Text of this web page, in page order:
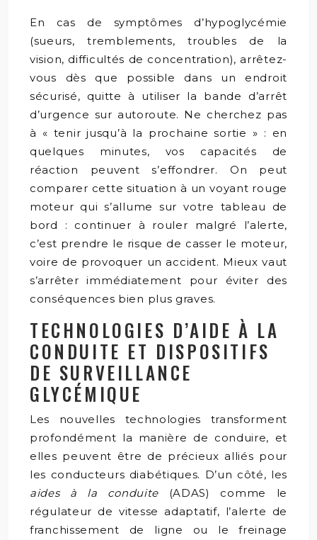
En cas de symptômes d’hypoglycémie
(sueurs, tremblements, troubles de la
vision, difficultés de concentration), arrêtez-
vous dès que possible dans un endroit
sécurisé, quitte à utiliser la bande d’arrêt
d’urgence sur autoroute. Ne cherchez pas
à « tenir jusqu’à la prochaine sortie » : en
quelques minutes, vos capacités de
réaction peuvent s’effondrer. On peut
comparer cette situation à un voyant rouge
moteur qui s’allume sur votre tableau de
bord : continuer à rouler malgré l’alerte,
c’est prendre le risque de casser le moteur,
voire de provoquer un accident. Mieux vaut
s’arrêter immédiatement pour éviter des
conséquences bien plus graves.
TECHNOLOGIES D’AIDE À LA
CONDUITE ET DISPOSITIFS
DE SURVEILLANCE
GLYCÉMIQUE
Les nouvelles technologies transforment
profondément la manière de conduire, et
elles peuvent être de précieux alliés pour
les conducteurs diabétiques. D’un côté, les
aides à la conduite (ADAS) comme le
régulateur de vitesse adaptatif, l’alerte de
franchissement de ligne ou le freinage